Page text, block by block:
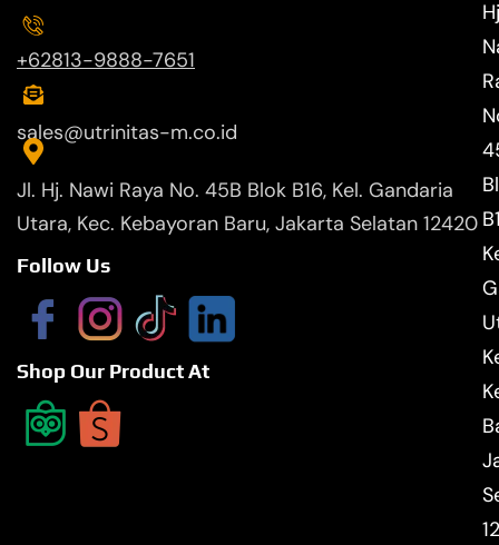
+62813-9888-7651
sales@utrinitas-m.co.id
Jl. Hj. Nawi Raya No. 45B Blok B16, Kel. Gandaria
Utara, Kec. Kebayoran Baru, Jakarta Selatan 12420
Follow Us
Shop Our Product At